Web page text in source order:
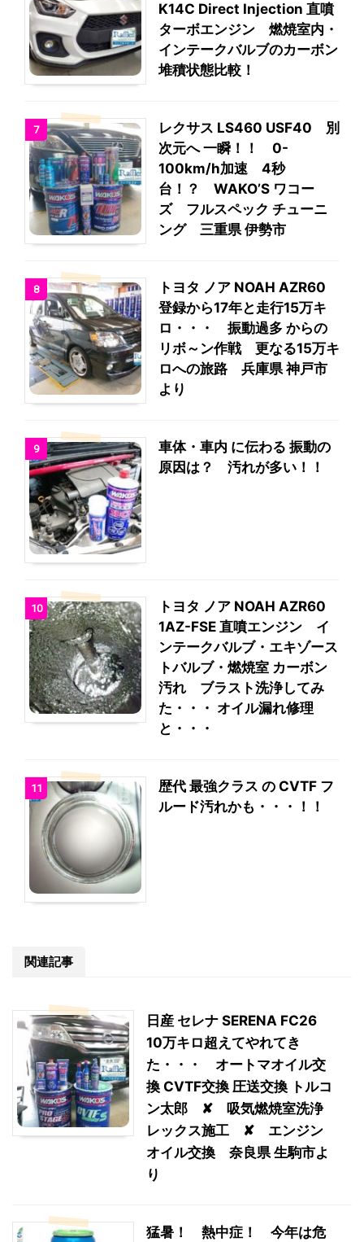
K14C Direct Injection 直噴
ターボエンジン 燃焼室内・
インテークバルブのカーボン
堆積状態比較！
7
レクサス LS460 USF40 別
次元へ 一瞬！！ 0-
100km/h加速 4秒
台！？ WAKO’S ワコー
ズ フルスペック チューニ
ング 三重県 伊勢市
8
トヨタ ノア NOAH AZR60
登録から17年と走行15万キ
ロ・・・ 振動過多 からの
リボ～ン作戦 更なる15万キ
ロへの旅路 兵庫県 神戸市
より
9
車体・車内 に伝わる 振動の
原因は？ 汚れが多い！！
10
トヨタ ノア NOAH AZR60
1AZ-FSE 直噴エンジン イ
ンテークバルブ・エキゾース
トバルブ・燃焼室 カーボン
汚れ ブラスト洗浄してみ
た・・・ オイル漏れ修理
と・・・
11
歴代 最強クラス の CVTF フ
ルード汚れかも・・・！！
関連記事
日産 セレナ SERENA FC26
10万キロ超えてやれてき
た・・・ オートマオイル交
換 CVTF交換 圧送交換 トルコ
ン太郎 ✘ 吸気燃焼室洗浄
レックス施工 ✘ エンジン
オイル交換 奈良県 生駒市よ
り
猛暑！ 熱中症！ 今年は危